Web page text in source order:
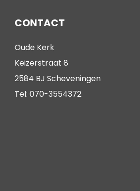
CONTACT
Oude Kerk
Keizerstraat 8
2584 BJ Scheveningen
Tel: 070-3554372